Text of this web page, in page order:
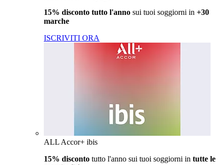
15% disconto tutto l'anno sui tuoi soggiorni in +30
marche
ISCRIVITI ORA
ALL Accor+ ibis
15% disconto tutto l'anno sui tuoi soggiorni in tutte le